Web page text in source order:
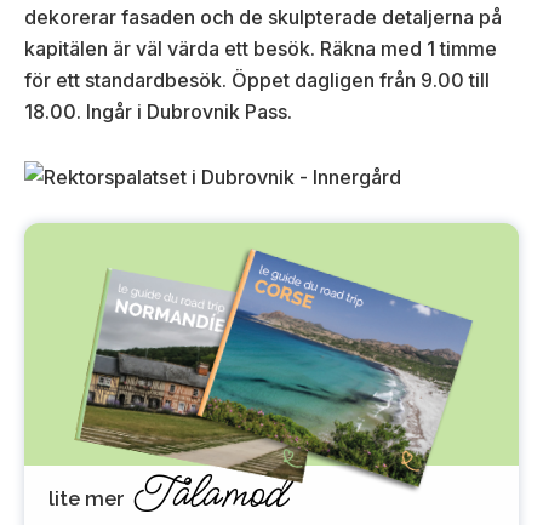
dekorerar fasaden och de skulpterade detaljerna på
kapitälen är väl värda ett besök. Räkna med 1 timme
för ett standardbesök. Öppet dagligen från 9.00 till
18.00. Ingår i Dubrovnik Pass.
lite mer Tålamod